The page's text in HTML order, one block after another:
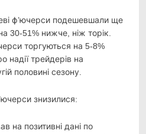
ф’ючерси подешевшали ще
30-51% нижче, ніж торік.
торгуються на 5-8%
надії трейдерів на
половині сезону.
знизилися:
на позитивні дані по